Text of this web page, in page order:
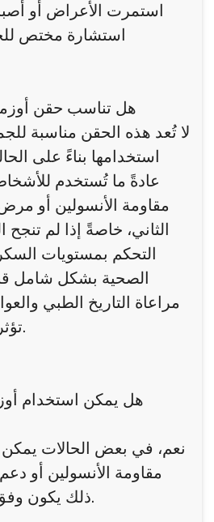
استمرت الأعراض أو
استشارة مختص
هل تناسب حقن
لا تُعد هذه الحقن مناسبة
استخدامها بناءً على
عادةً ما تُستخدم
مقاومة الأنسولين أو
الثاني، خاصةً إذا لم
التحكم بمستويات
الصحية بشكل شامل
مراعاة التاريخ الطبي
تؤثر على فعالية الدواء.
هل يمكن استخدام
نعم، في بعض الحالات
مقاومة الأنسولين أو
ذلك يكون وفق تقييم صحي دقيق.